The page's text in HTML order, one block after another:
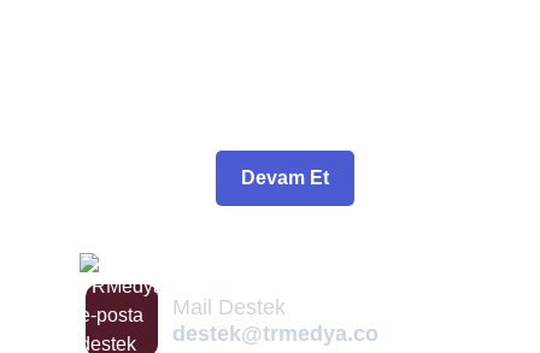
Devam Et
Mail Destek
destek@trmedya.co